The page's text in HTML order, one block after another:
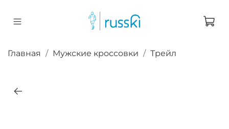
Главная Мужские кроссовки Трейл